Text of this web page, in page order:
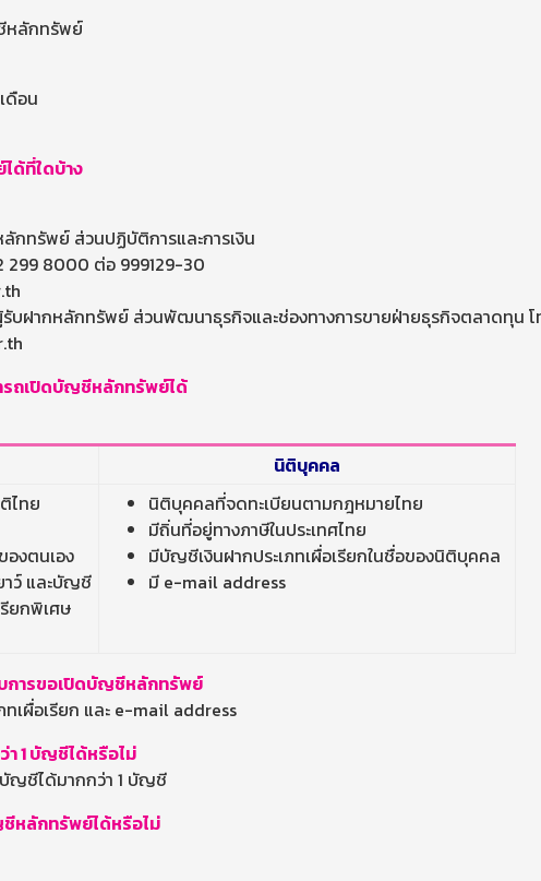
หลักทรัพย์
ดือน
ด้ที่ใดบ้าง
ลักทรัพย์ ส่วนปฏิบัติการและการเงิน
299 8000 ต่อ 999129-30
บฝากหลักทรัพย์ ส่วนพัฒนาธุรกิจและช่องทางการขายฝ่ายธุรกิจตลาดทุน
รถเปิดบัญชีหลักทรัพย์ได้
นิติบุคคล
ไทย
องตนเอง
าว์ และบัญชี
ยกพิเศษ
นิติบุคคลที่จดทะเบียนตามกฎหมายไทย
มีถิ่นที่อยู่ทางภาษีในประเทศไทย
มีบัญชีเงินฝากประเภทเผื่อเรียกในชื่อของนิติบุคคล
มี e-mail address
บการขอเปิดบัญชีหลักทรัพย์
เผื่อเรียก และ e-mail address
1 บัญชีได้หรือไม่
ญชีได้มากกว่า 1 บัญชี
หลักทรัพย์ได้หรือไม่